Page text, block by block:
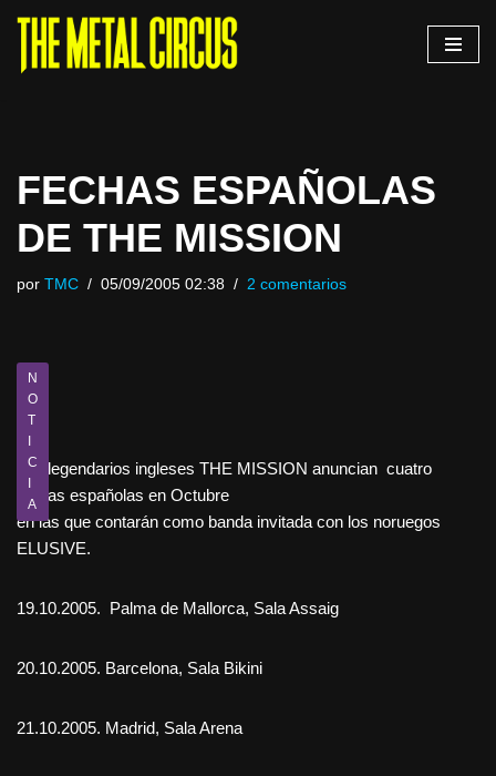
Saltar
FECHAS ESPAÑOLAS
DE THE MISSION
por TMC 05/09/2005 02:38 2 comentarios
N
O
T
I
C
I
A
Los legendarios ingleses THE MISSION anuncian cuatro
fechas españolas en Octubre
en las que contarán como banda invitada con los noruegos
ELUSIVE.
19.10.2005. Palma de Mallorca, Sala Assaig
20.10.2005. Barcelona, Sala Bikini
21.10.2005. Madrid, Sala Arena